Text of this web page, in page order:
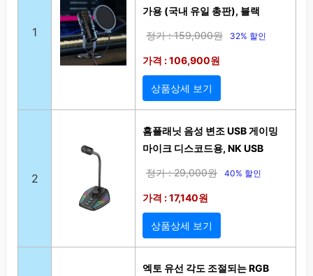
1
가용 (국내 유일 총판), 블랙
정가 : 159,000원 32% 할인
가격 : 106,900원
상품상세 보기
2
홈플래닛 음성 변조 USB 게이밍
마이크 디스코드용, NK USB
정가 : 29,000원 40% 할인
가격 : 17,140원
상품상세 보기
엑토 유선 각도 조절되는 RGB